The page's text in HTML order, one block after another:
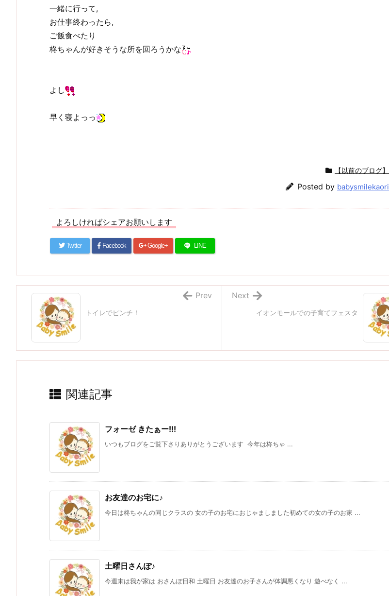
一緒に行って,
お仕事終わったら,
ご飯食べたり
柊ちゃんが好きそうな所を回ろうかな
よし
早く寝よっっ
【以前のブログ】
Posted by babysmilekaori
よろしければシェアお願いします
Twitter Facebook Google+ LINE
イオンモールでの子育てフェスタ
Next
トイレでピンチ！
Prev
関連記事
フォーゼ きたぁー!!!
いつもブログをご覧下さりありがとうございます 今年は柊ちゃ ...
お友達のお宅に♪
今日は柊ちゃんの同じクラスの 女の子のお宅におじゃましました初めての女の子のお家 ...
土曜日さんぽ♪
今週末は我が家は おさんぽ日和 土曜日 お友達のお子さんが体調悪くなり 遊べなく ...